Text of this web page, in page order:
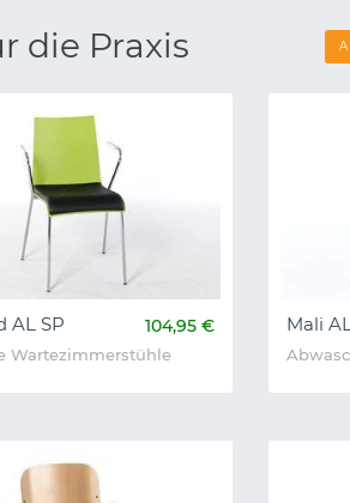
die Praxis
AL SP 104,95 €
Wartezimmerstühle
Mali AL